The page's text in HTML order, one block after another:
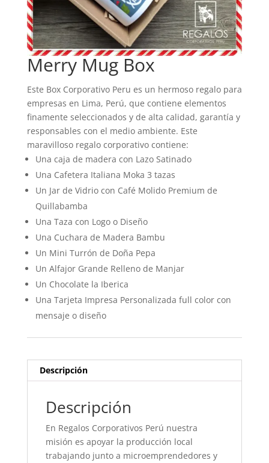
Merry Mug Box
Este Box Corporativo Peru es un hermoso regalo para
empresas en Lima, Perú, que contiene elementos
finamente seleccionados y de alta calidad, garantía y
responsables con el medio ambiente. Este
maravilloso regalo corporativo contiene:
Una caja de madera con Lazo Satinado
Una Cafetera Italiana Moka 3 tazas
Un Jar de Vidrio con Café Molido Premium de
Quillabamba
Una Taza con Logo o Diseño
Una Cuchara de Madera Bambu
Un Mini Turrón de Doña Pepa
Un Alfajor Grande Relleno de Manjar
Un Chocolate la Iberica
Una Tarjeta Impresa Personalizada full color con
mensaje o diseño
Descripción
Descripción
En Regalos Corporativos Perú nuestra
misión es apoyar la producción local
trabajando junto a microemprendedores y